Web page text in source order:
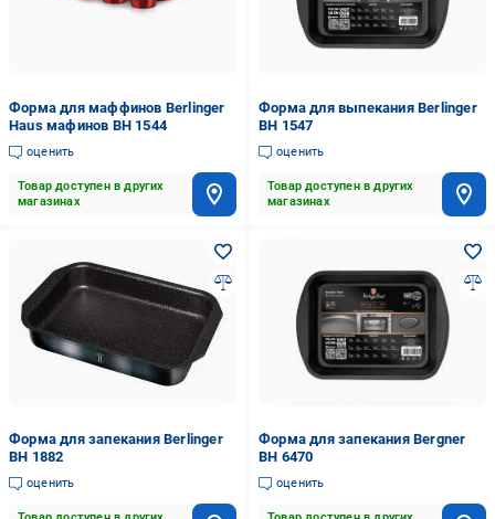
Форма для маффинов Berlinger
Haus мафинов BH 1544
оценить
Товар доступен в других
магазинах
Форма для выпекания Berlinger
BH 1547
оценить
Товар доступен в других
магазинах
Форма для запекания Berlinger
BH 1882
оценить
Форма для запекания Bergner
BH 6470
оценить